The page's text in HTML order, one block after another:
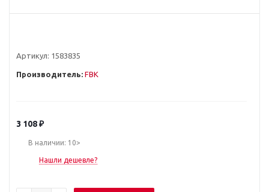
Артикул: 1583835
Производитель: FBK
3 108₽
В наличии: 10>
Нашли дешевле?